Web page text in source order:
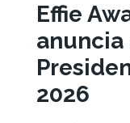
Effie
anuncia
2026